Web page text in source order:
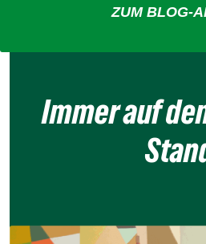
ZUM BLOG-
Immer auf